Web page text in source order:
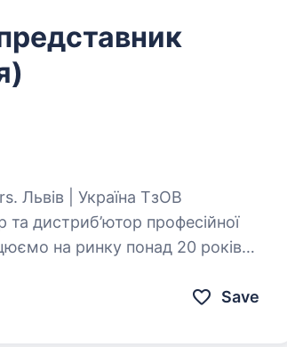
дистриб’ютор професійної
на ринку понад 20 років
Save